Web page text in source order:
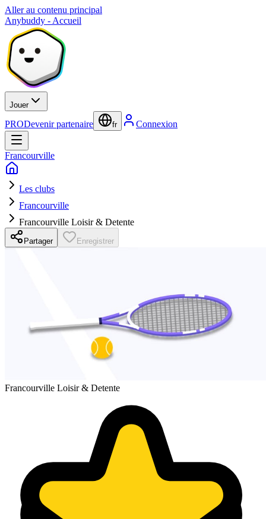
Aller au contenu principal
Anybuddy - Accueil
Jouer
PRODevenir partenaire fr Connexion
Francourville
Les clubs
Francourville
Francourville Loisir & Detente
Partager Enregistrer
Francourville Loisir & Detente